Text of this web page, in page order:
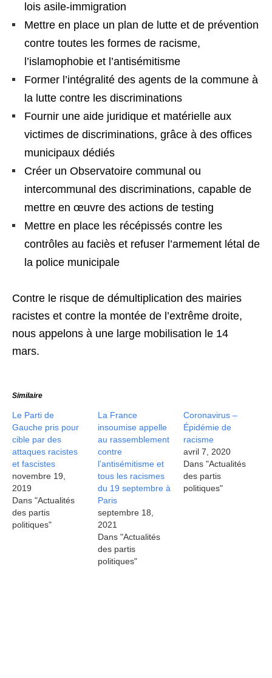
lois asile-immigration
Mettre en place un plan de lutte et de prévention
contre toutes les formes de racisme,
l’islamophobie et l’antisémitisme
Former l’intégralité des agents de la commune à
la lutte contre les discriminations
Fournir une aide juridique et matérielle aux
victimes de discriminations, grâce à des offices
municipaux dédiés
Créer un Observatoire communal ou
intercommunal des discriminations, capable de
mettre en œuvre des actions de testing
Mettre en place les récépissés contre les
contrôles au faciès et refuser l’armement létal de
la police municipale
Contre le risque de démultiplication des mairies
racistes et contre la montée de l’extrême droite,
nous appelons à une large mobilisation le 14
mars.
Similaire
Le Parti de
Gauche pris pour
cible par des
attaques racistes
et fascistes
novembre 19,
2019
Dans "Actualités
des partis
politiques"
La France
insoumise appelle
au rassemblement
contre
l’antisémitisme et
tous les racismes
du 19 septembre à
Paris
septembre 18,
2021
Dans "Actualités
des partis
politiques"
Coronavirus –
Épidémie de
racisme
avril 7, 2020
Dans "Actualités
des partis
politiques"